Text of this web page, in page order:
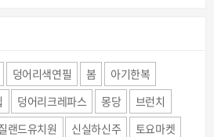
덩어리색연필 봄
아기한복
덩어리크레파스 몽당
브런치
랜드유치원 신실하신주
토요마켓